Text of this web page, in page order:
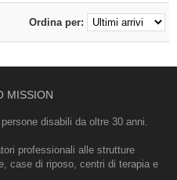
Ordina per:
MISSION
disabili da oltre 30 anni.
professionali alle strutture
case di riposo, centri di terapia e